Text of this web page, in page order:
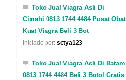
Toko Jual Viagra Asli Di
Cimahi 0813 1744 4484 Pusat Obat
Kuat Viagra Beli 3 Bot
Iniciado por: sotya123
Toko Jual Viagra Asli Di Batam
0813 1744 4484 Beli 3 Botol Gratis